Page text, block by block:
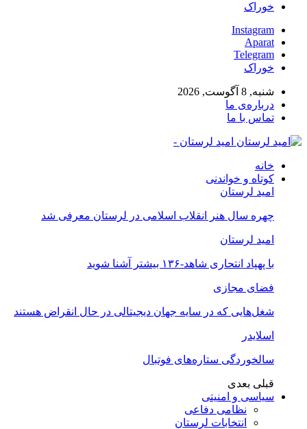
خوراک
Instagram
Aparat
Telegram
خوراک
شنبه, 8 آگوست, 2026
درباره‌ی ما
تماس با ما
امید لرستان -
خانه
کوتاه و خواندنی
امید لرستان
چهره سال هنر انقلاب اسلامی در لرستان معرفی شد
امید لرستان
با پهپاد انتحاری شاهد-۱۳۶ بیشتر آشنا شوید
فضای مجازی
شغل‌‌هایی که در سایه جهان دیجیتالی در حال انقراض هستند
اسلایدر
سالخوردگی ستاره‌های فوتبال
قبلی بعدی
سیاسی و امنیتی
نظامی دفاعی
انتخابات لرستان